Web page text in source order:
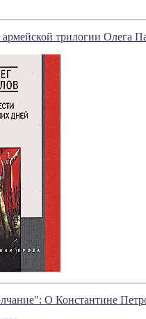
трилогии Олега
О Константине